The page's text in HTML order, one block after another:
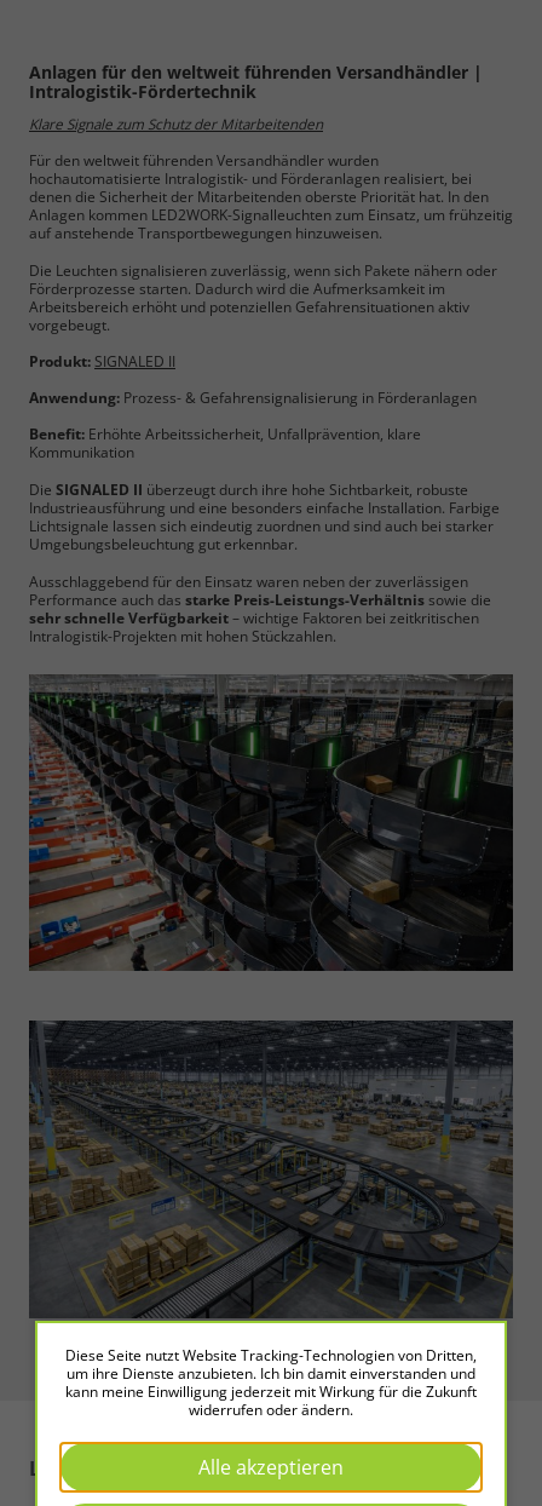
Anlagen für den weltweit führenden Versandhändler |
Intralogistik-Fördertechnik
Klare Signale zum Schutz der Mitarbeitenden
Für den weltweit führenden Versandhändler wurden
hochautomatisierte Intralogistik- und Förderanlagen realisiert, bei
denen die Sicherheit der Mitarbeitenden oberste Priorität hat. In den
Anlagen kommen LED2WORK-Signalleuchten zum Einsatz, um frühzeitig
auf anstehende Transportbewegungen hinzuweisen.
Die Leuchten signalisieren zuverlässig, wenn sich Pakete nähern oder
Förderprozesse starten. Dadurch wird die Aufmerksamkeit im
Arbeitsbereich erhöht und potenziellen Gefahrensituationen aktiv
vorgebeugt.
Produkt: SIGNALED II
Anwendung: Prozess- & Gefahren­signalisierung in Förderanlagen
Benefit: Erhöhte Arbeitssicherheit, Unfallprävention, klare
Kommunikation
Die SIGNALED II überzeugt durch ihre hohe Sichtbarkeit, robuste
Industrieausführung und eine besonders einfache Installation. Farbige
Lichtsignale lassen sich eindeutig zuordnen und sind auch bei starker
Umgebungsbeleuchtung gut erkennbar.
Ausschlaggebend für den Einsatz waren neben der zuverlässigen
Performance auch das starke Preis-Leistungs-Verhältnissowie die
sehr schnelle Verfügbarkeit– wichtige Faktoren bei zeitkritischen
Intralogistik-Projekten mit hohen Stückzahlen.
LED2WORK Intelligence in Light
Diese Seite nutzt Website Tracking-Technologien von Dritten,
um ihre Dienste anzubieten. Ich bin damit einverstanden und
kann meine Einwilligung jederzeit mit Wirkung für die Zukunft
widerrufen oder ändern.
Alle akzeptieren